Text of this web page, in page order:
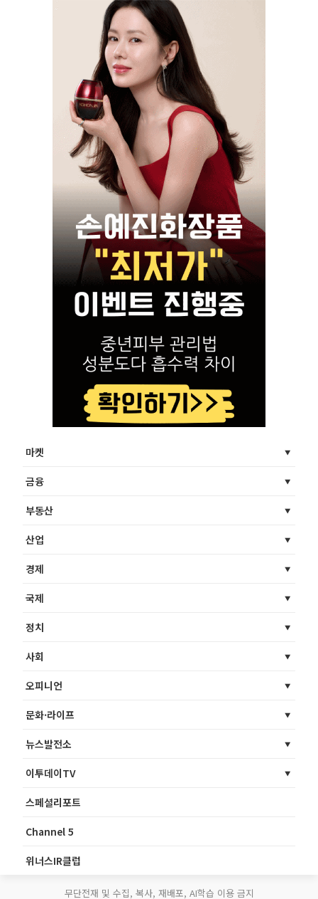
마켓
금융
부동산
산업
경제
국제
정치
사회
오피니언
문화·라이프
뉴스발전소
이투데이TV
스페셜리포트
Channel 5
위너스IR클럽
무단전재 및 수집, 복사, 재배포, AI학습 이용 금지